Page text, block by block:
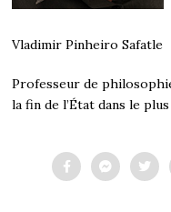
Vladimir Pinheiro Safatle
Professeur de
la fin de l’État dans le